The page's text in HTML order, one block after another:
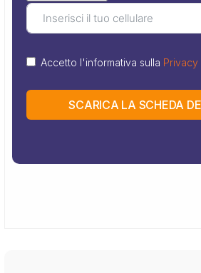
Accetto l'informativa sulla Privacy
SCARICA LA SCHEDA